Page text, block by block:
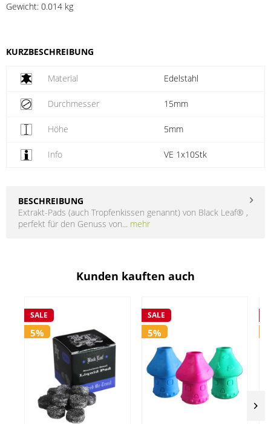
Gewicht: 0.014 kg
KURZBESCHREIBUNG
Material Edelstahl
Durchmesser 15mm
Höhe 5mm
Info VE 1x10Stk
BESCHREIBUNG
Extrakt-Pads (auch Tropfenkissen genannt) von Black Leaf® ,
perfekt für den Genuss von... mehr
Kunden kauften auch
SALE
5%
SALE
5%